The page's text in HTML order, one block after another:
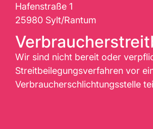
Hafenstraße 1
25980 Sylt/Rantum
Wir sind nicht bereit oder
Streitbeilegungsverfahren vor
Verbraucherschlichtungsstelle